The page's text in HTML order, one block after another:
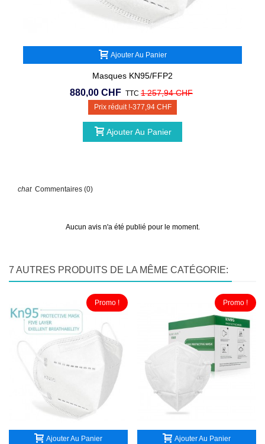
Ajouter Au Panier
Masques KN95/FFP2
880,00 CHF TTC 1 257,94 CHF
Prix réduit !-377,94 CHF
Ajouter Au Panier
Commentaires (0)
Aucun avis n'a été publié pour le moment.
7 AUTRES PRODUITS DE LA MÊME CATÉGORIE:
Promo !
Ajouter Au Panier
Promo !
Ajouter Au Panier